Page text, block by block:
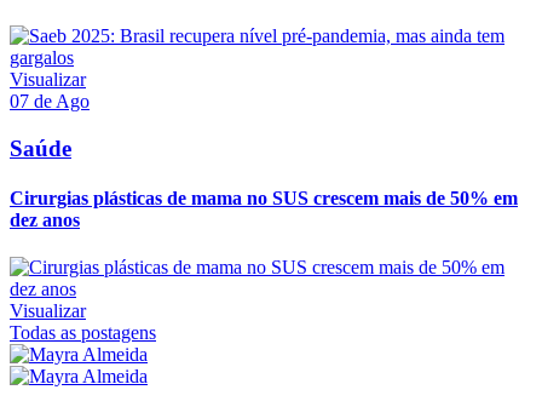
Visualizar
07 de Ago
Saúde
Cirurgias plásticas de mama no SUS crescem mais de 50% em
dez anos
Visualizar
Todas as postagens